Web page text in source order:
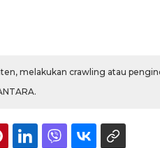
melakukan crawling atau